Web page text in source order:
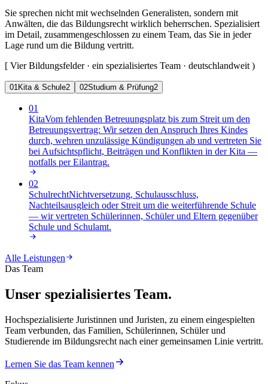
Sie sprechen nicht mit wechselnden Generalisten, sondern mit
Anwälten, die das Bildungsrecht wirklich beherrschen. Spezialisiert
im Detail, zusammengeschlossen zu einem Team, das Sie in jeder
Lage rund um die Bildung vertritt.
[ Vier Bildungsfelder · ein spezialisiertes Team · deutschlandweit)
01Kita & Schule2 02Studium & Prüfung2
01
KitaVom fehlenden Betreuungsplatz bis zum Streit um den
Betreuungsvertrag: Wir setzen den Anspruch Ihres Kindes
durch, wehren unzulässige Kündigungen ab und vertreten Sie
bei Aufsichtspflicht, Beiträgen und Konflikten in der Kita —
notfalls per Eilantrag.
02
SchulrechtNichtversetzung, Schulausschluss,
Nachteilsausgleich oder Streit um die weiterführende Schule
— wir vertreten Schülerinnen, Schüler und Eltern gegenüber
Schule und Schulamt.
Alle Leistungen
Das Team
Unser spezialisiertes Team.
Hochspezialisierte Juristinnen und Juristen, zu einem eingespielten
Team verbunden, das Familien, Schülerinnen, Schüler und
Studierende im Bildungsrecht nach einer gemeinsamen Linie vertritt.
Lernen Sie das Team kennen